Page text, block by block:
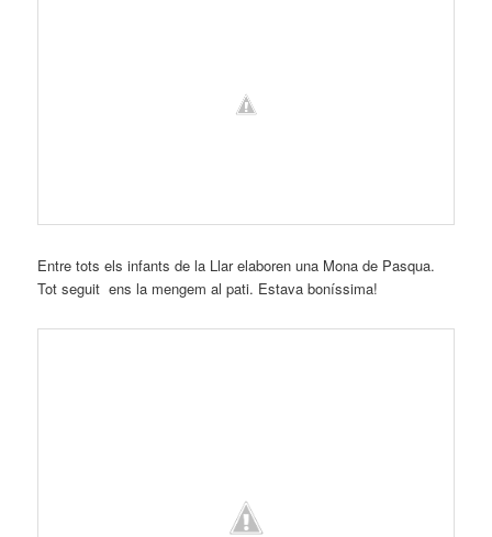
Entre tots els infants de la Llar elaboren una Mona de Pasqua.
Tot seguit ens la mengem al pati. Estava boníssima!